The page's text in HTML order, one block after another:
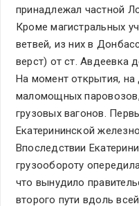
принадлежал частной
Кроме магистральных
ветвей, из них в
верст) от ст. Авдеевка
На момент открытия, на
маломощных
грузовых вагонов.
Екатерининской
Впоследствии
грузообороту
что вынудило
второго пути вдоль